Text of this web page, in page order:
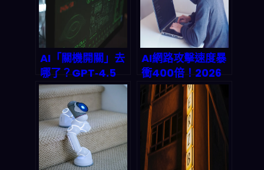
AI「關機開關」去
哪了？GPT‑4.5
等 LLM 部署後，企
業如何做可追蹤、
可回滾的停止控制
AI網路攻擊速度暴
衝400倍！2026
關鍵基礎設施防線
告急，人類防禦團
隊真的跟不上了
嗎？